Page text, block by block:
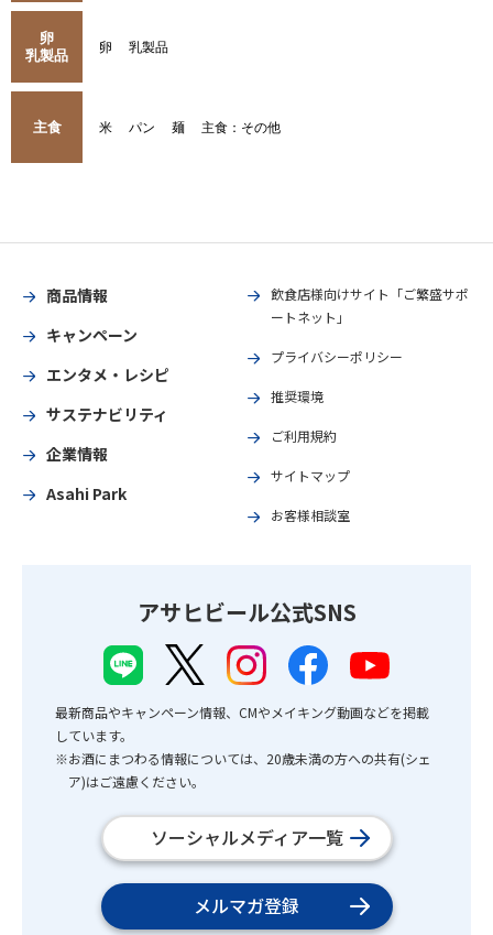
卵
乳製品
卵 乳製品
主食 米 パン 麺 主食：その他
商品情報
キャンペーン
エンタメ・レシピ
サステナビリティ
企業情報
Asahi Park
飲食店様向けサイト「ご繁盛サポ
ートネット」
プライバシーポリシー
推奨環境
ご利用規約
サイトマップ
お客様相談室
アサヒビール公式SNS
最新商品やキャンペーン情報、CMやメイキング動画などを掲載
しています。
※お酒にまつわる情報については、20歳未満の方への共有(シェ
ア)はご遠慮ください。
ソーシャルメディア一覧
メルマガ登録